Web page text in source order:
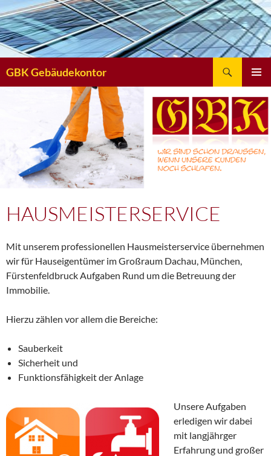
GBK Gebäudekontor
HAUSMEISTERSERVICE
Mit unserem professionellen Hausmeisterservice übernehmen
wir für Hauseigentümer im Großraum Dachau, München,
Fürstenfeldbruck Aufgaben Rund um die Betreuung der
Immobilie.
Hierzu zählen vor allem die Bereiche:
Sauberkeit
Sicherheit und
Funktionsfähigkeit der Anlage
Unsere Aufgaben
erledigen wir dabei
mit langjährger
Erfahrung und großer